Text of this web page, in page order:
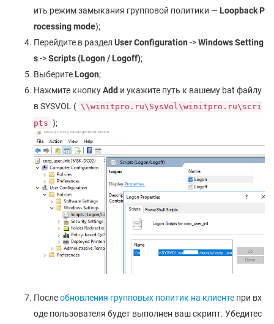
ить режим замыкания групповой политики — Loopback P
rocessing mode);
Перейдите в раздел User Configuration ->Windows Setting
s->Scripts (Logon / Logoff);
Выберите Logon;
Нажмите кнопкуAdd и укажите путь к вашему bat файлу
в SYSVOL ( \\winitpro.ru\SysVol\winitpro.ru\scri
pts );
Послеобновления групповых политик на клиенте при вх
оде пользователя будет выполнен ваш скрипт. Убедитес